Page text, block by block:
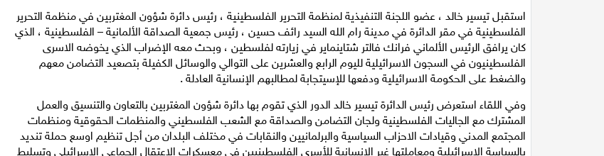
استقبل تيسير خالد ، عضو اللجنة التنفيذية لمنظمة التحرير الفلسطينية ، رئيس دائرة شؤون المغتربين في منظمة التحرير
الفلسطينية في مقر الدائرة في مدينة رام الله السيد رائف حسين ، رئيس جمعية الصداقة الألمانية – الفلسطينية ، الذي
كان يرافق الرئيس الألماني فرانك فالتر شتاينماير في زيارته لفلسطين ، وبحث معه الإضراب الذي يخوضه الاسرى
الفلسطينيون في السجون الاسرائيلية لليوم الرابع والعشرين على التوالي والوسائل الكفيلة بتصعيد التضامن معهم
والضغط على الحكومة الاسرائيلية ودفعها للإسيتجابة لمطالبهم الإنسانية العادلة .
وفي اللقاء استعرض رئيس الدائرة تيسير خالد الدور الذي تقوم بها دائرة شؤون المغتربين بالتعاون والتنسيق والعمل
المشترك مع الجاليات الفلسطينية ولجان التضامن والصداقة مع الشعب الفلسطيني والمنظمات الحقوقية ومنظمات
المجتمع المدني وقيادات الاحزاب السياسية والبرلمانيين والنقابات في مختلف البلدان من أجل تنظيم اوسع حملة تنديد
بالسياسة الاسرائيلية ومعاملتها غير الانسانية للأسرى الفلسطينيين في معسكرات الاعتقال الجماعي الاسرائيلي وتسليط